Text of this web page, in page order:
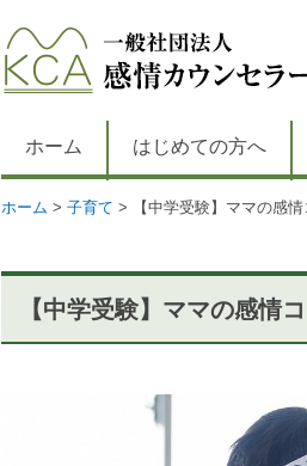
ホーム はじめての方へ
ホーム > 子育て > 【中学受験】ママの感
【中学受験】ママの感情